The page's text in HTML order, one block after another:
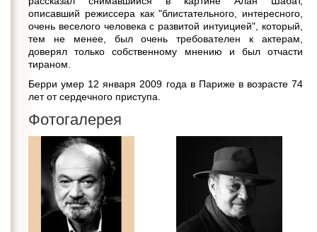
описавший режиссера как "блистательного, интересного,
очень веселого человека с развитой интуицией", который,
тем не менее, был очень требователен к актерам,
доверял только собственному мнению и был отчасти
тираном.
Берри умер 12 января 2009 года в Париже в возрасте 74
лет от сердечного приступа.
Фотогалерея